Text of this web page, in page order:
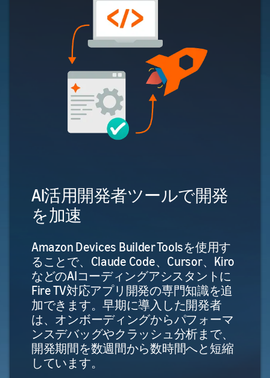
AI活用開発者ツールで開発
を加速
Amazon Devices Builder Toolsを使用す
ることで、Claude Code、Cursor、Kiro
などのAIコーディングアシスタントに
Fire TV対応アプリ開発の専門知識を追
加できます。早期に導入した開発者
は、オンボーディングからパフォーマ
ンスデバッグやクラッシュ分析まで、
開発期間を数週間から数時間へと短縮
しています。